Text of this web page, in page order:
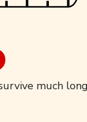
much